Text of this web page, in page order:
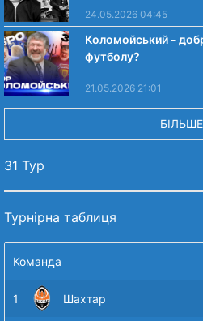
24.05.2026 04:45
Коломойський -
футболу?
21.05.2026 21:01
БІЛЬШЕ
31 Тур
Турнірна таблиця
Команда
1 Шахтар